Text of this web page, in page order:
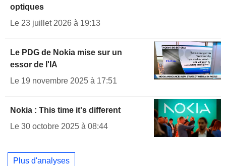
optiques
Le 23 juillet 2026 à 19:13
Le PDG de Nokia mise sur un
essor de l'IA
Le 19 novembre 2025 à 17:51
Nokia : This time it's different
Le 30 octobre 2025 à 08:44
Plus d'analyses